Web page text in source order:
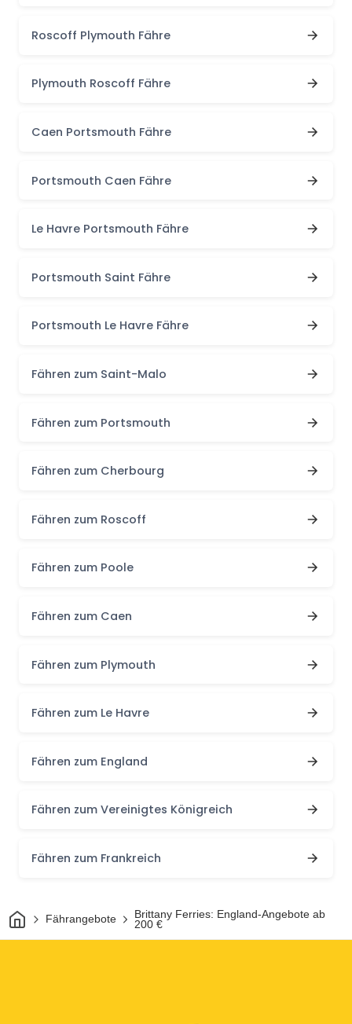
Roscoff Plymouth Fähre
Plymouth Roscoff Fähre
Caen Portsmouth Fähre
Portsmouth Caen Fähre
Le Havre Portsmouth Fähre
Portsmouth Saint Fähre
Portsmouth Le Havre Fähre
Fähren zum Saint-Malo
Fähren zum Portsmouth
Fähren zum Cherbourg
Fähren zum Roscoff
Fähren zum Poole
Fähren zum Caen
Fähren zum Plymouth
Fähren zum Le Havre
Fähren zum England
Fähren zum Vereinigtes Königreich
Fähren zum Frankreich
HeimFährangebote
Brittany Ferries: England-Angebote ab
200 €